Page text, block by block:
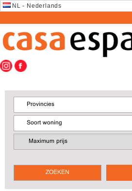
NL - Nederlands
Provincies
Soort woning